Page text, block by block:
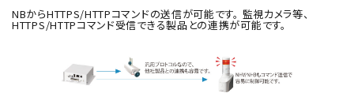
NBからHTTPS/HTTPコマンドの送信が可能です。 監視カメラ等、
HTTPS/HTTPコマンド受信できる製品との連携が可能です。